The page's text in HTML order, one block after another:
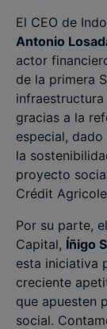
El CEO de
Antonio
actor
de la primera
gracias a la
especial,
la
proyecto
Crédit
Por su parte,
Capital, Íñigo
esta iniciativa
creciente
que apuesten
social.